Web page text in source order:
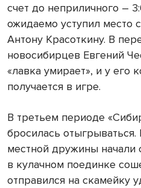
счет до неприличного –
ожидаемо уступил место
Антону Красоткину. В
новосибирцев Евгений
«лавка умирает», и у его
получается в игре.
В третьем периоде
бросилась
местной дружины начали
в кулачном поединке
отправился на скамейку